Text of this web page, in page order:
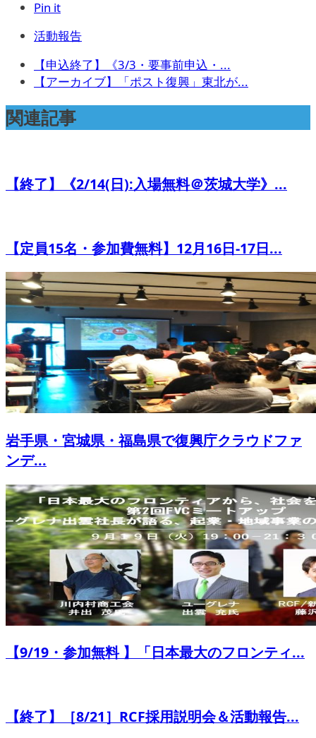
Pin it
活動報告
【申込終了】《3/3・要事前申込・...
【アーカイブ】「ポスト復興」東北が...
関連記事
【終了】《2/14(日):入場無料＠茨城大学》...
【定員15名・参加費無料】12月16日-17日...
岩手県・宮城県・福島県で復興庁クラウドファ
ンデ...
【9/19・参加無料 】「日本最大のフロンティ...
【終了】［8/21］RCF採用説明会＆活動報告...